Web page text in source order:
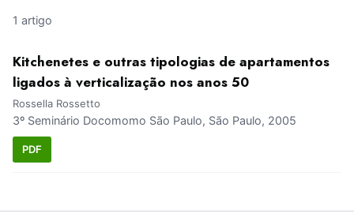
1 artigo
Kitchenetes e outras tipologias de apartamentos
ligados à verticalização nos anos 50
Rossella Rossetto
3º Seminário Docomomo São Paulo, São Paulo, 2005
PDF